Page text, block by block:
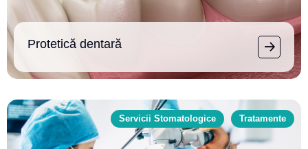
Protetică dentară
Servicii Stomatologice Tratamente